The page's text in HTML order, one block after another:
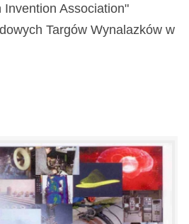
Invention Association"
Targów Wynalazków w